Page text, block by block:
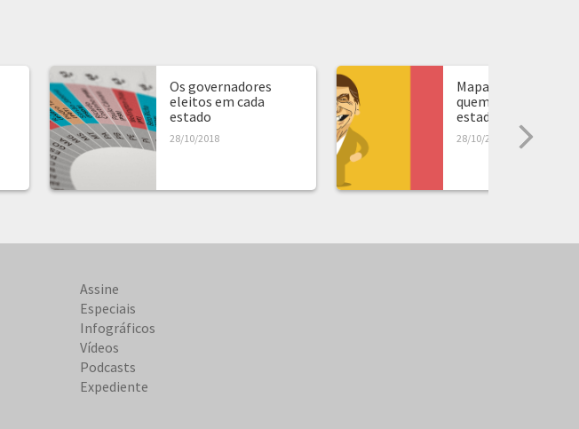
Os governadores
eleitos em cada
estado
28/10/2018
Mapa de presidente:
quem ganhou em
estado...
28/10/2018
Assine
Especiais
Infográficos
Vídeos
Podcasts
Expediente